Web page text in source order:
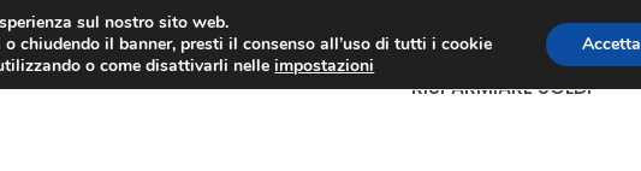
RISPARMIARE SOLDI
sul nostro sito web.
chiudendo il banner, presti il consenso all’uso di tutti i cookie
o come disattivarli nelleimpostazioni
Accetta